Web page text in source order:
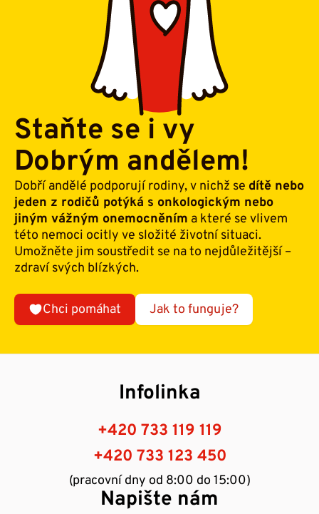
Staňte se i vy
Dobrým andělem!
Dobří andělé podporují rodiny, v nichž se dítě nebo
jeden z rodičů potýká s onkologickým nebo
jiným vážným onemocněním a které se vlivem
této nemoci ocitly ve složité životní situaci.
Umožněte jim soustředit se na to nejdůležitější –
zdraví svých blízkých.
Chci pomáhat Jak to funguje?
Infolinka
+420 733 119 119
+420 733 123 450
(pracovní dny od 8:00 do 15:00)
Napište nám